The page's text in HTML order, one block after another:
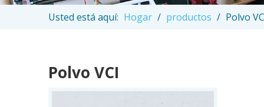
Usted está aquí: Hogar / productos / Polvo
Polvo VCI